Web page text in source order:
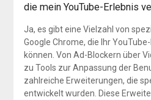
die mein YouTube-Erlebnis
Ja, es gibt eine Vielzahl von
Google Chrome, die Ihr
können. Von Ad-Blockern über
zu Tools zur Anpassung der
zahlreiche Erweiterungen, die
entwickelt wurden. Diese